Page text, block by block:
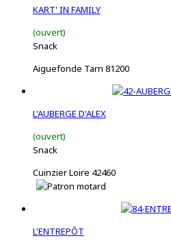
KART' IN FAMILY
(ouvert)
Snack
Aiguefonde Tarn 81200
L'AUBERGE D'ALEX
(ouvert)
Snack
Cuinzier Loire 42460
L'ENTREPÔT